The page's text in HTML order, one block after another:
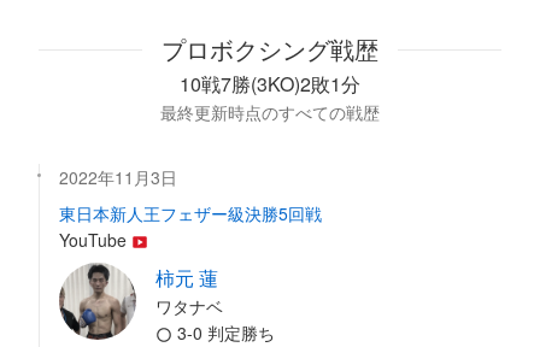
プロボクシング戦歴
10戦7勝(3KO)2敗1分
最終更新時点のすべての戦歴
2022年11月3日
東日本新人王フェザー級決勝5回戦
YouTube
柿元 蓮
ワタナベ
3-0 判定勝ち